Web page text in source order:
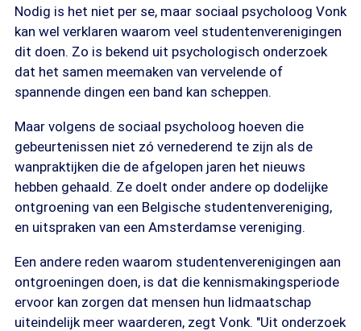
Nodig is het niet per se, maar sociaal psycholoog Vonk
kan wel verklaren waarom veel studentenverenigingen
dit doen. Zo is bekend uit psychologisch onderzoek
dat het samen meemaken van vervelende of
spannende dingen een band kan scheppen.
Maar volgens de sociaal psycholoog hoeven die
gebeurtenissen niet zó vernederend te zijn als de
wanpraktijken die de afgelopen jaren het nieuws
hebben gehaald. Ze doelt onder andere op dodelijke
ontgroening van een Belgische studentenvereniging,
en uitspraken van een Amsterdamse vereniging.
Een andere reden waarom studentenverenigingen aan
ontgroeningen doen, is dat die kennismakingsperiode
ervoor kan zorgen dat mensen hun lidmaatschap
uiteindelijk meer waarderen, zegt Vonk. "Uit onderzoek